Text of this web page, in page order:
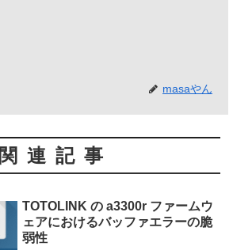
masaやん
関連記事
TOTOLINK の a3300r ファームウ
ェアにおけるバッファエラーの脆
弱性